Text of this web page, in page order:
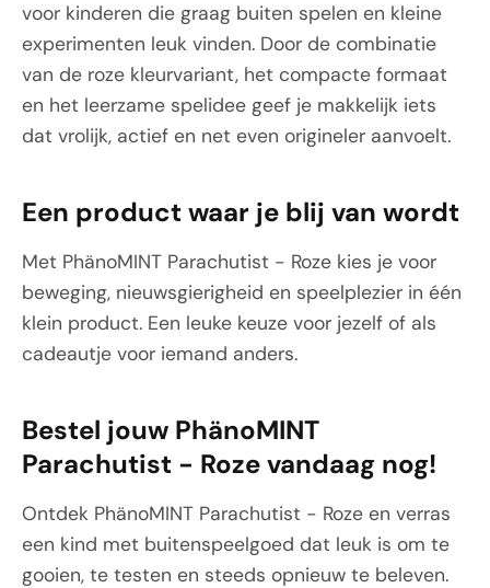
voor kinderen die graag buiten spelen en kleine
experimenten leuk vinden. Door de combinatie
van de roze kleurvariant, het compacte formaat
en het leerzame spelidee geef je makkelijk iets
dat vrolijk, actief en net even origineler aanvoelt.
Een product waar je blij van wordt
Met PhänoMINT Parachutist - Roze kies je voor
beweging, nieuwsgierigheid en speelplezier in één
klein product. Een leuke keuze voor jezelf of als
cadeautje voor iemand anders.
Bestel jouw PhänoMINT
Parachutist - Roze vandaag nog!
Ontdek PhänoMINT Parachutist - Roze en verras
een kind met buitenspeelgoed dat leuk is om te
gooien, te testen en steeds opnieuw te beleven.